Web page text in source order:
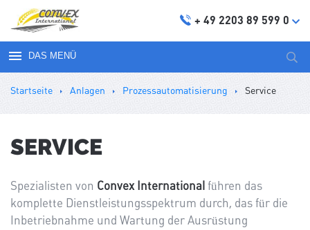
+ 49 2203 89 599 0
DAS MENÜ
Startseite Anlagen Prozessautomatisierung Service
SERVICE
Spezialisten von Convex International führen das
komplette Dienstleistungsspektrum durch, das für die
Inbetriebnahme und Wartung der Ausrüstung